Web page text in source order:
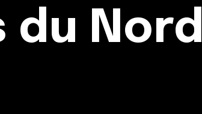
du Nord